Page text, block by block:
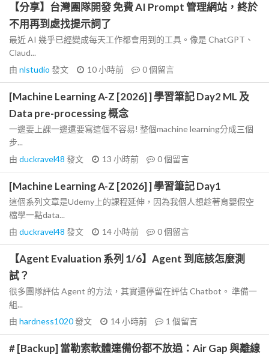
【分享】台灣團隊開發 免費 AI Prompt 管理網站，終於
不用再到處找提示詞了
最近 AI 幾乎已經變成每天工作都會用到的工具。像是 ChatGPT、
Claud...
由 nlstudio 發文 10 小時前 0個留言
[Machine Learning A-Z [2026] ] 學習筆記 Day2 ML 及
Data pre-processing 概念
一邊要上課一邊還要寫這個不容易! 整個machine learning分成三個
步...
由 duckravel48 發文 13 小時前 0個留言
[Machine Learning A-Z [2026] ] 學習筆記 Day1
這個系列文章是Udemy上的課程延伸，因為我個人想趁著育嬰假空
檔學一點data...
由 duckravel48 發文 14 小時前 0個留言
【Agent Evaluation 系列 1/6】Agent 到底該怎麼測
試？
很多團隊評估 Agent 的方法，其實還停留在評估 Chatbot。 準備一
組...
由 hardness1020發文 14 小時前 1 個留言
# [Backup] 當勒索軟體連備份都不放過：Air Gap 與離線